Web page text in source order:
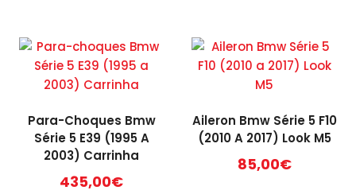
Para-Choques Bmw
Série 5 E39 (1995 A
2003) Carrinha
435,00€
Aileron Bmw Série 5 F10
(2010 A 2017) Look M5
85,00€